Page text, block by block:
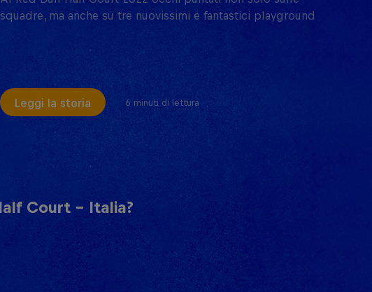
squadre, ma anche su tre nuovissimi e fantastici playground
Leggi la storia 6 minuti di lettura
Court - Italia?